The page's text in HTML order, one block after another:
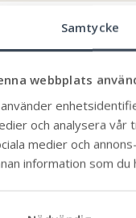
Samtycke
webbplats
och analysera vår
medier och
information som
på mark kan kräva
om samråd
veta
behöver du